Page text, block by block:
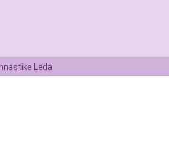
Leda